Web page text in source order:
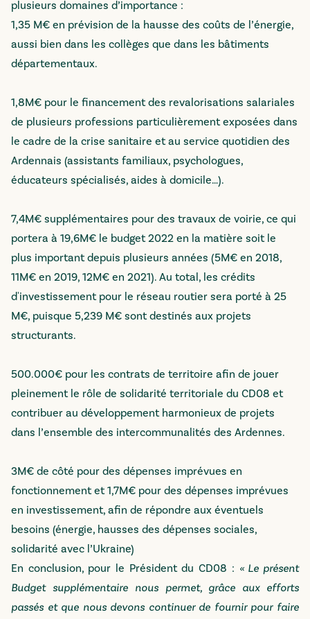
plusieurs domaines d’importance :
1,35 M€ en prévision de la hausse des coûts de l’énergie,
aussi bien dans les collèges que dans les bâtiments
départementaux.
1,8M€ pour le financement des revalorisations salariales
de plusieurs professions particulièrement exposées dans
le cadre de la crise sanitaire et au service quotidien des
Ardennais (assistants familiaux, psychologues,
éducateurs spécialisés, aides à domicile…).
7,4M€ supplémentaires pour des travaux de voirie, ce qui
portera à 19,6M€ le budget 2022 en la matière soit le
plus important depuis plusieurs années (5M€ en 2018,
11M€ en 2019, 12M€ en 2021). Au total, les crédits
d'investissement pour le réseau routier sera porté à 25
M€, puisque 5,239 M€ sont destinés aux projets
structurants.
500.000€ pour les contrats de territoire afin de jouer
pleinement le rôle de solidarité territoriale du CD08 et
contribuer au développement harmonieux de projets
dans l’ensemble des intercommunalités des Ardennes.
3M€ de côté pour des dépenses imprévues en
fonctionnement et 1,7M€ pour des dépenses imprévues
en investissement, afin de répondre aux éventuels
besoins (énergie, hausses des dépenses sociales,
solidarité avec l’Ukraine)
En conclusion, pour le Président du CD08 : « Le présent
Budget supplémentaire nous permet, grâce aux efforts
passés et que nous devons continuer de fournir pour faire